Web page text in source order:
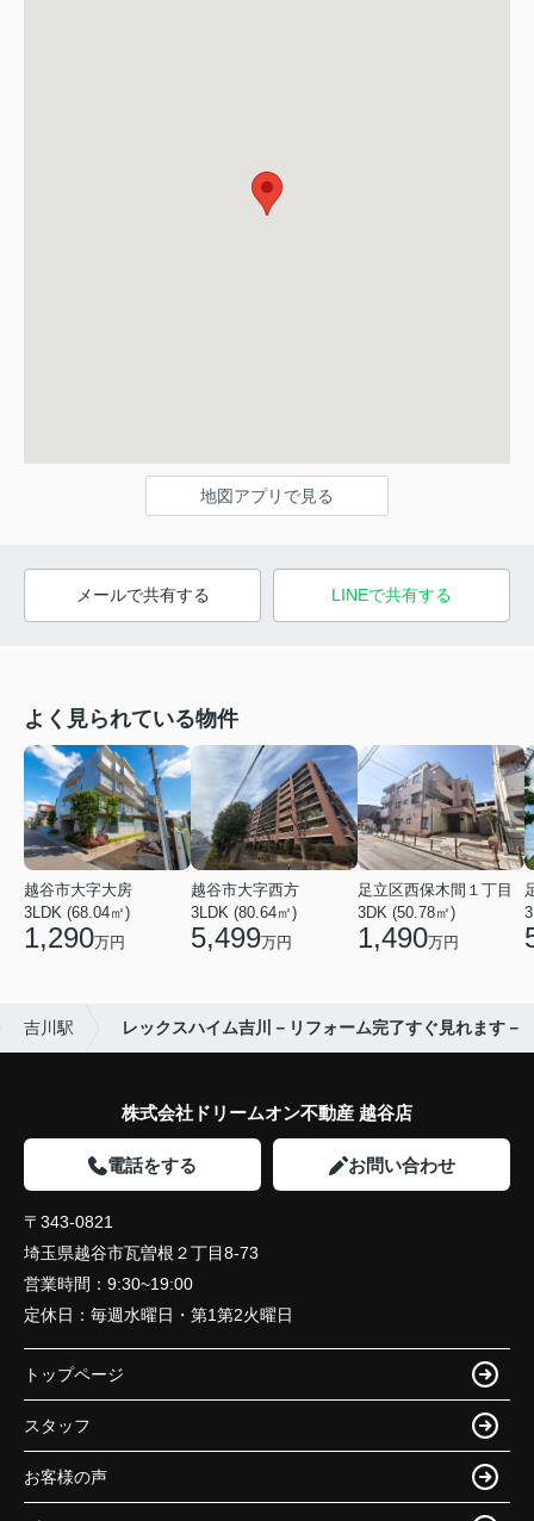
地図アプリで見る
メールで共有する LINEで共有する
よく見られている物件
越谷市大字大房
3LDK (68.04㎡)
1,290万円
越谷市大字西方
3LDK (80.64㎡)
5,499万円
足立区西保木間１丁目
3DK (50.78㎡)
1,490万円
吉川駅 レックスハイム吉川－リフォーム完了すぐ見れます－
株式会社ドリームオン不動産 越谷店
電話をする お問い合わせ
〒343-0821
埼玉県越谷市瓦曽根２丁目8-73
営業時間： 9:30~19:00
定休日： 毎週水曜日・第1第2火曜日
トップページ
スタッフ
お客様の声